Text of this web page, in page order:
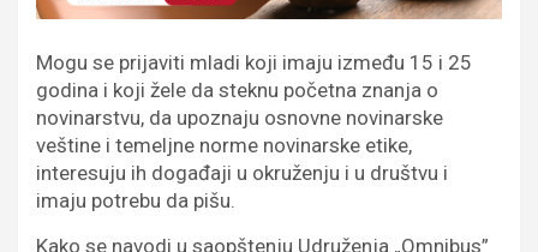
Mogu se prijaviti mladi koji imaju između 15 i 25
godina i koji žele da steknu početna znanja o
novinarstvu, da upoznaju osnovne novinarske
veštine i temeljne norme novinarske etike,
interesuju ih događaji u okruženju i u društvu i
imaju potrebu da pišu.
Kako se navodi u saopštenju Udruženja „Omnibus”